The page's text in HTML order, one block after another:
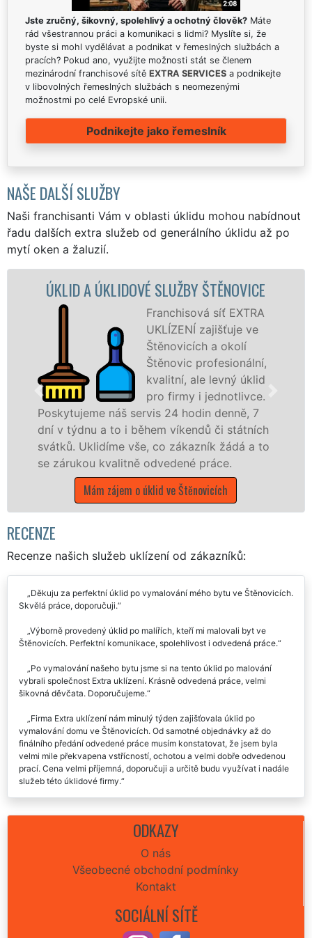
Jste zručný, šikovný, spolehlivý a ochotný člověk? Máte
rád všestrannou práci a komunikaci s lidmi? Myslíte si, že
byste si mohl vydělávat a podnikat v řemeslných službách a
pracích? Pokud ano, využijte možnosti stát se členem
mezinárodní franchisové sítě EXTRA SERVICES a podnikejte
v libovolných řemeslných službách s neomezenými
možnostmi po celé Evropské unii.
Podnikejte jako řemeslník
NAŠE DALŠÍ SLUŽBY
Naši franchisanti Vám v oblasti úklidu mohou nabídnout
řadu dalších extra služeb od generálního úklidu až po
mytí oken a žaluzií.
SLUŽBY ŠTĚNOVICE
Franchisová síť EXTRA
UKLÍZENÍ zajišťuje ve
Štěnovicích a okolí
Štěnovic profesionální,
kvalitní, ale levný úklid
pro firmy i jednotlivce.
náš servis 24 hodin denně, 7
a to i během víkendů či státních
vše, co zákazník žádá a to
kvalitně odvedené práce.
zájem o úklid ve Štěnovicích
nabízíme
státní
RECENZE
Recenze našich služeb uklízení od zákazníků:
Děkuju za perfektní úklid po vymalování mého bytu ve Štěnovicích.
Skvělá práce, doporučuji.
Výborně provedený úklid po malířích, kteří mi malovali byt ve
Štěnovicích. Perfektní komunikace, spolehlivost i odvedená práce.
Po vymalování našeho bytu jsme si na tento úklid po malování
vybrali společnost Extra uklízení. Krásně odvedená práce, velmi
šikovná děvčata. Doporučujeme.
Firma Extra uklízení nám minulý týden zajišťovala úklid po
vymalování domu ve Štěnovicích. Od samotné objednávky až do
finálního předání odvedené práce musím konstatovat, že jsem byla
velmi mile překvapena vstřícností, ochotou a velmi dobře odvedenou
prací. Cena velmi příjemná, doporučuji a určitě budu využívat i nadále
služeb této úklidové firmy.
malování. Jste fakt špičky, výborná práce. Děkuju a doporučuju.
ODKAZY
O nás
Všeobecné obchodní podmínky
Kontakt
SOCIÁLNÍ SÍTĚ